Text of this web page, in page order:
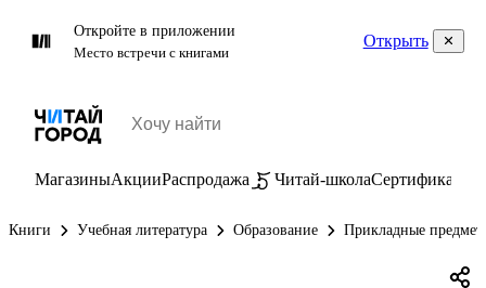
Откройте в приложении
Место встречи с книгами
Открыть
МагазиныАкцииРаспродажа Читай-школаСертификаты
Книги Учебная литература Образование Прикладные